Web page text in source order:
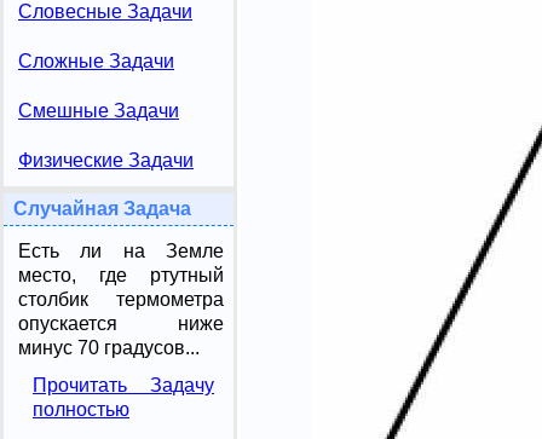
Словесные Задачи
Сложные Задачи
Смешные Задачи
Физические Задачи
Случайная Задача
Есть ли на Земле
место, где ртутный
столбик термометра
опускается ниже
минус 70 градусов...
Прочитать Задачу
полностью